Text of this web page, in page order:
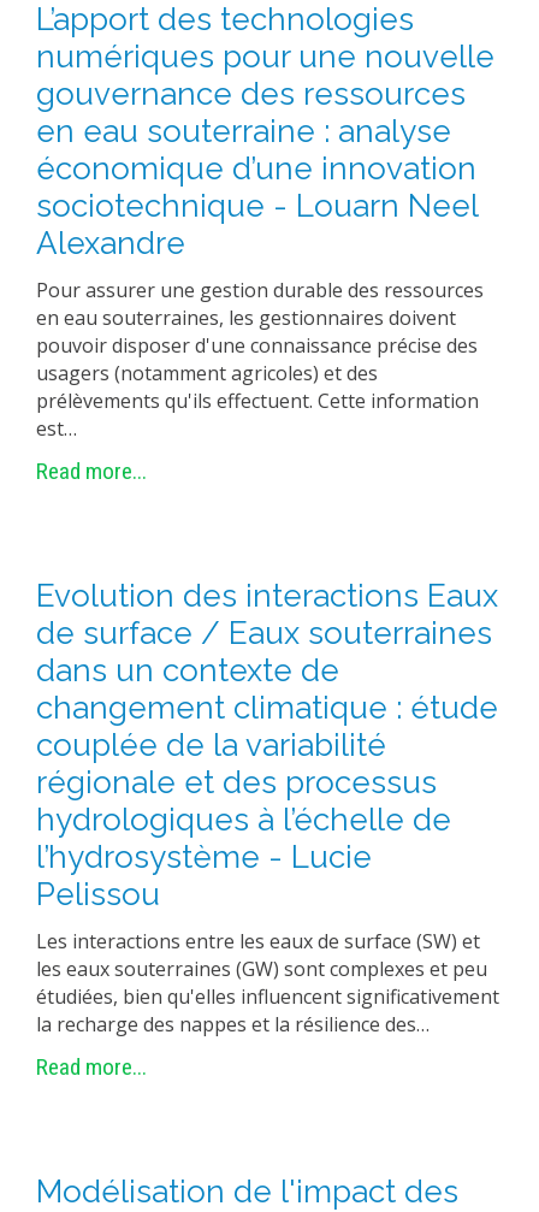
L’apport des technologies
numériques pour une nouvelle
gouvernance des ressources
en eau souterraine : analyse
économique d’une innovation
sociotechnique - Louarn Neel
Alexandre
Pour assurer une gestion durable des ressources
en eau souterraines, les gestionnaires doivent
pouvoir disposer d'une connaissance précise des
usagers (notamment agricoles) et des
prélèvements qu'ils effectuent. Cette information
est…
Read more...
Evolution des interactions Eaux
de surface / Eaux souterraines
dans un contexte de
changement climatique : étude
couplée de la variabilité
régionale et des processus
hydrologiques à l’échelle de
l’hydrosystème - Lucie
Pelissou
Les interactions entre les eaux de surface (SW) et
les eaux souterraines (GW) sont complexes et peu
étudiées, bien qu'elles influencent significativement
la recharge des nappes et la résilience des…
Read more...
Modélisation de l'impact des